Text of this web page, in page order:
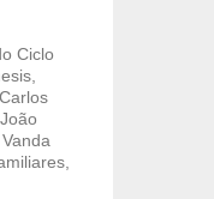
Ciclo